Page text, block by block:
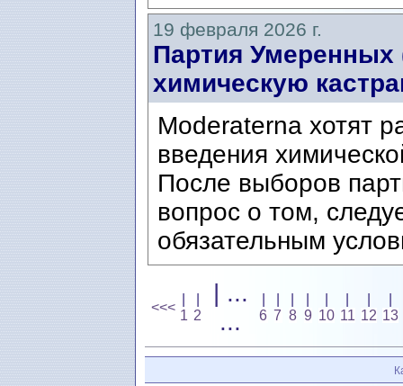
19 февраля 2026 г.
Партия Умеренных
химическую
Moderaterna хотят
введения
После выборов
вопрос о том,
обязательным
<<<
1 2
| ...
...
6 7 8 9 10 11 12 13